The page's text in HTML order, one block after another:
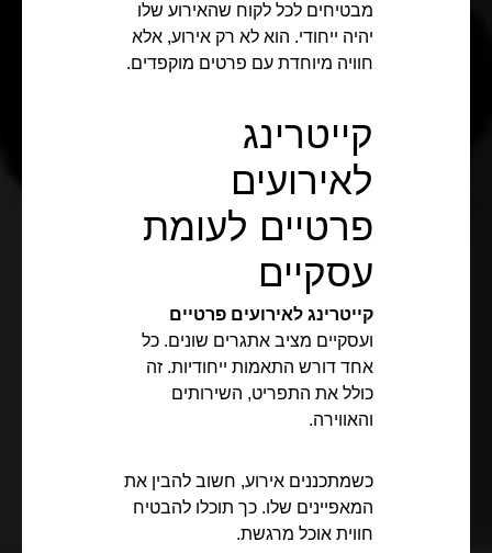
מבטיחים לכל לקוח שהאירוע שלו
יהיה ייחודי. הוא לא רק אירוע, אלא
חוויה מיוחדת עם פרטים מוקפדים.
קייטרינג
לאירועים
פרטיים לעומת
עסקיים
קייטרינג לאירועים פרטיים
ועסקיים מציב אתגרים שונים. כל
אחד דורש התאמות ייחודיות. זה
כולל את התפריט, השירותים
והאווירה.
כשמתכננים אירוע, חשוב להבין את
המאפיינים שלו. כך תוכלו להבטיח
חווית אוכל מרגשת.